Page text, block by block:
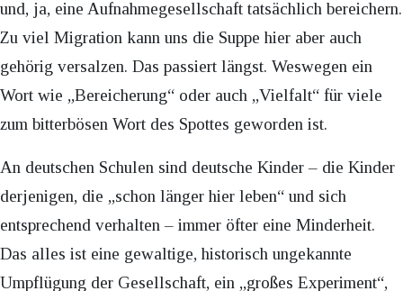
und, ja, eine Aufnahmegesellschaft tatsächlich bereichern.
Zu viel Migration kann uns die Suppe hier aber auch
gehörig versalzen. Das passiert längst. Weswegen ein
Wort wie „Bereicherung“ oder auch „Vielfalt“ für viele
zum bitterbösen Wort des Spottes geworden ist.
An deutschen Schulen sind deutsche Kinder – die Kinder
derjenigen, die „schon länger hier leben“ und sich
entsprechend verhalten – immer öfter eine Minderheit.
Das alles ist eine gewaltige, historisch ungekannte
Umpflügung der Gesellschaft, ein „großes Experiment“,